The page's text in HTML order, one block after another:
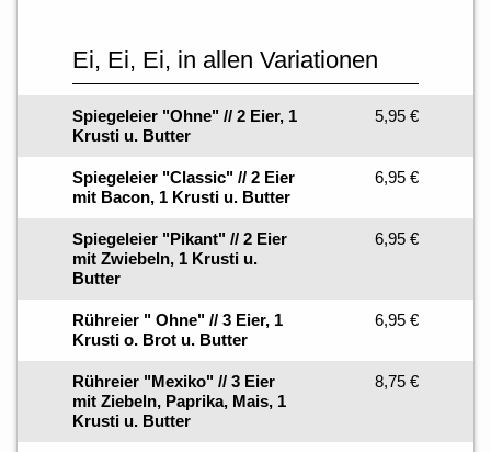
Ei, Ei, Ei, in allen Variationen
Spiegeleier "Ohne" // 2 Eier, 1
Krusti u. Butter
5,95 €
Spiegeleier "Classic" // 2 Eier
mit Bacon, 1 Krusti u. Butter
6,95 €
Spiegeleier "Pikant" // 2 Eier
mit Zwiebeln, 1 Krusti u.
Butter
6,95 €
Rühreier " Ohne" // 3 Eier, 1
Krusti o. Brot u. Butter
6,95 €
Rühreier "Mexiko" // 3 Eier
mit Ziebeln, Paprika, Mais, 1
Krusti u. Butter
8,75 €